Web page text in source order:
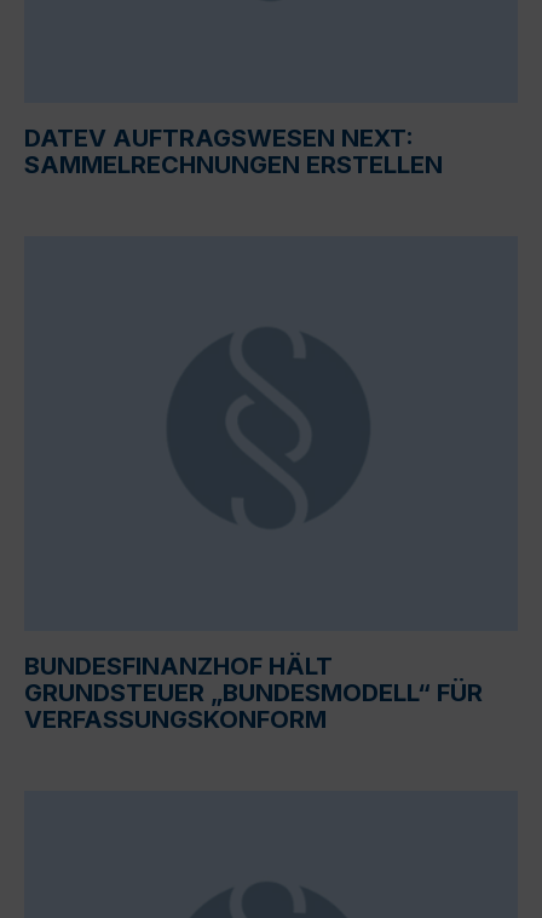
DATEV AUFTRAGSWESEN NEXT:
SAMMELRECHNUNGEN ERSTELLEN
BUNDESFINANZHOF HÄLT
GRUNDSTEUER „BUNDESMODELL“ FÜR
VERFASSUNGSKONFORM